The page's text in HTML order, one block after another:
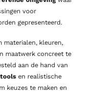
voor
gepresenteerd.
materialen, kleuren,
maatwerk concreet te
aan de hand van
en realistische
keuzes te maken en